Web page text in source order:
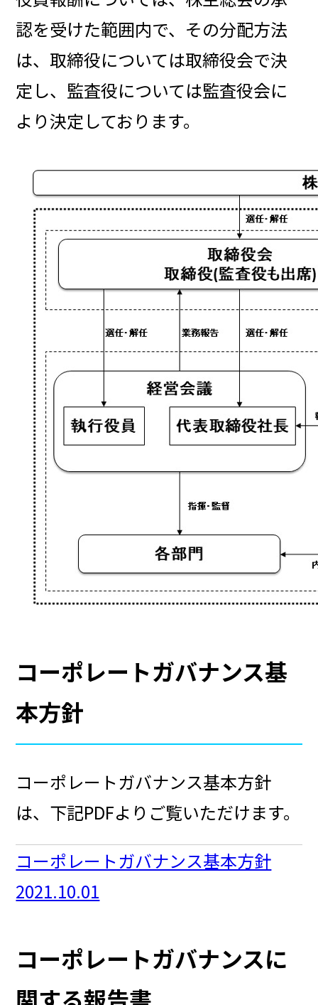
認を受けた範囲内で、その分配方法
は、取締役については取締役会で決
定し、監査役については監査役会に
より決定しております。
コーポレートガバナンス基
本方針
コーポレートガバナンス基本方針
は、下記PDFよりご覧いただけます。
コーポレートガバナンス基本方針
2021.10.01
コーポレートガバナンスに